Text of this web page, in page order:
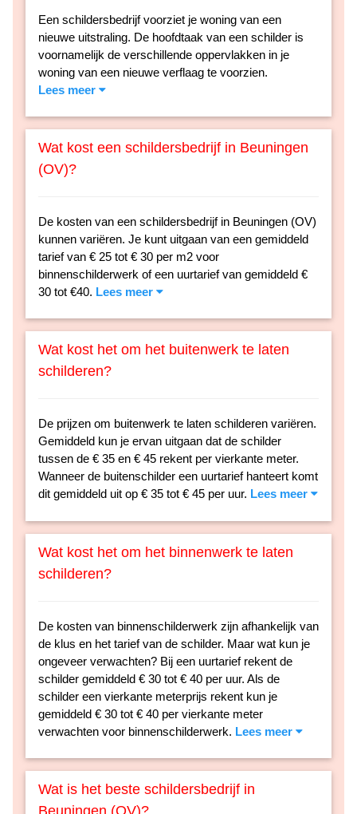
Een schildersbedrijf voorziet je woning van een
nieuwe uitstraling. De hoofdtaak van een schilder is
voornamelijk de verschillende oppervlakken in je
woning van een nieuwe verflaag te voorzien.
Lees meer
Wat kost een schildersbedrijf in Beuningen
(OV)?
De kosten van een schildersbedrijf in Beuningen (OV)
kunnen variëren. Je kunt uitgaan van een gemiddeld
tarief van € 25 tot € 30 per m2 voor
binnenschilderwerk of een uurtarief van gemiddeld €
30 tot €40. Lees meer
Wat kost het om het buitenwerk te laten
schilderen?
De prijzen om buitenwerk te laten schilderen variëren.
Gemiddeld kun je ervan uitgaan dat de schilder
tussen de € 35 en € 45 rekent per vierkante meter.
Wanneer de buitenschilder een uurtarief hanteert komt
dit gemiddeld uit op € 35 tot € 45 per uur. Lees meer
Wat kost het om het binnenwerk te laten
schilderen?
De kosten van binnenschilderwerk zijn afhankelijk van
de klus en het tarief van de schilder. Maar wat kun je
ongeveer verwachten? Bij een uurtarief rekent de
schilder gemiddeld € 30 tot € 40 per uur. Als de
schilder een vierkante meterprijs rekent kun je
gemiddeld € 30 tot € 40 per vierkante meter
verwachten voor binnenschilderwerk. Lees meer
Wat is het beste schildersbedrijf in
Beuningen (OV)?